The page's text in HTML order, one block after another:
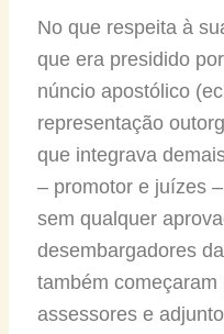
No que respeita à
que era presidido
núncio apostólico
representação
que integrava
– promotor e juízes
sem qualquer
desembargadores
também
assessores e